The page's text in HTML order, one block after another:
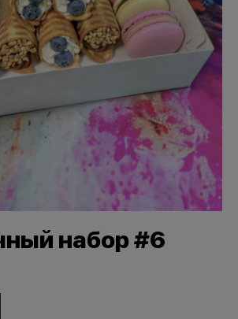
набор #6